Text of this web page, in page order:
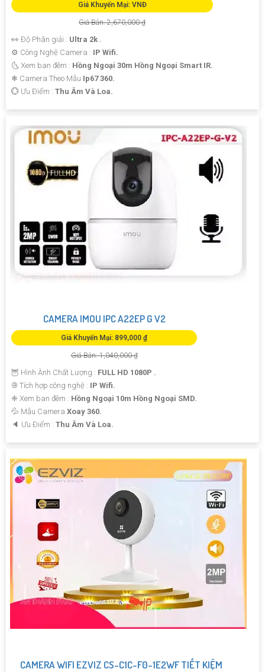
Giá Khuyến Mại: VNĐ
Giá Bán: 2,670,000 ₫
👀 Độ Phân giải : Ultra 2k .
⚙ Công Nghệ Camera : IP Wifi.
🌜 Xem ban đêm : Hồng Ngoại 30m Hồng Ngoại Smart IR.
❄ Camera Theo Mẫu Ip67 360.
️💮 Ưu Điểm : Thu Âm Và Loa.
CAMERA IMOU IPC A22EP G V2
Giá Khuyến Mại: 899,000 ₫
Giá Bán: 1,040,000 ₫
🦉 Hình Ành Chất Lượng : FULL HD 1080P .
®️ Tích hợp công nghệ : IP Wifi.
❈ Xem ban đêm : Hồng Ngoại 10m Hồng Ngoại SMD.
💦 Mẫu Camera Xoay 360.
️🔈 Ưu Điểm : Thu Âm Và Loa.
CAMERA WIFI EZVIZ CS-C1C-F0-1E2WF TIẾT KIỆM